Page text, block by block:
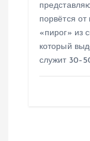
порвётся
«пирог» из
который
служит